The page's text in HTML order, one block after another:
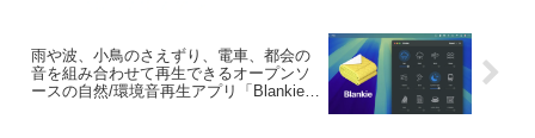
雨や波、小鳥のさえずり、電車、都会の
音を組み合わせて再生できるオープンソ
ースの自然/環境音再生アプリ「Blankie